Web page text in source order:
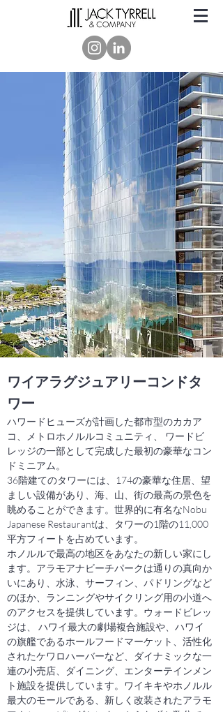
ワイアラグジュアリーコンドタ
ワー
ハワードヒューズが計画した都市型のカカア
コ、メトロホノルルコミュニティ、
ワードビ
レッジの一部として完成した最初の豪華なコン
ドミニアム。
36階建てのタワーには、174の豪華な住居、望
ましい設備があり、海、山、街の最高の景色を
眺めることができます。世界的に有名なNobu
Japanese Restaurantは、タワーの1階の11,0​​00
平方フィートを占めています。
ホノルルで最高の地区をあなたの新しい家にし
ます。アラモアナビーチパークは通りの真向か
いにあり、水泳、サーフィン、パドリングなど
のほか、ランニングやサイクリング用の小道へ
のアクセスを提供しています。ウォードビレッ
ジは、 ハワイ最大の劇場複合施設や、ハワイ
の旗艦であるホールフードマーケット、活性化
されたケワロハーバーなど、ダイナミックな一
連の小売店、ダイニング、エンターテインメン
ト施設を提供しています。ワイキキやホノルル
最大のモールである、新しく改装されたアラモ